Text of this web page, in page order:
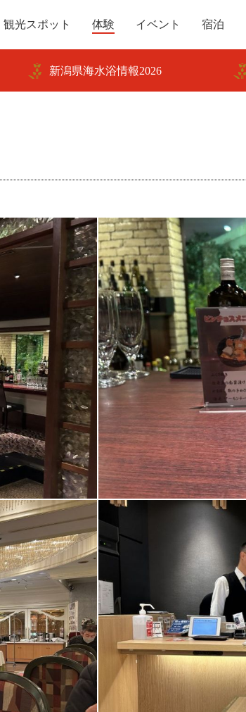
観光スポット 体験 イベント 宿泊
新潟県海水浴情報2026